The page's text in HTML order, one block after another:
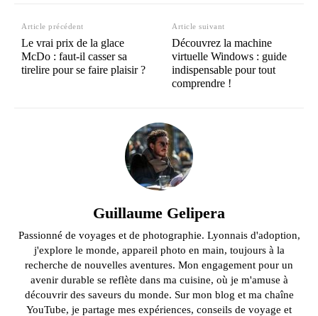
Article précédent
Le vrai prix de la glace
McDo : faut-il casser sa
tirelire pour se faire plaisir ?
Article suivant
Découvrez la machine
virtuelle Windows : guide
indispensable pour tout
comprendre !
Guillaume Gelipera
Passionné de voyages et de photographie. Lyonnais d'adoption,
j'explore le monde, appareil photo en main, toujours à la
recherche de nouvelles aventures. Mon engagement pour un
avenir durable se reflète dans ma cuisine, où je m'amuse à
découvrir des saveurs du monde. Sur mon blog et ma chaîne
YouTube, je partage mes expériences, conseils de voyage et